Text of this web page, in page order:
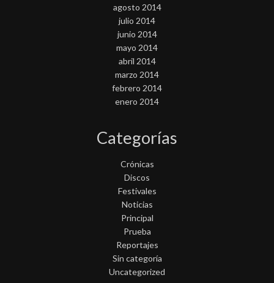
agosto 2014
julio 2014
junio 2014
mayo 2014
abril 2014
marzo 2014
febrero 2014
enero 2014
Categorías
Crónicas
Discos
Festivales
Noticias
Principal
Prueba
Reportajes
Sin categoría
Uncategorized